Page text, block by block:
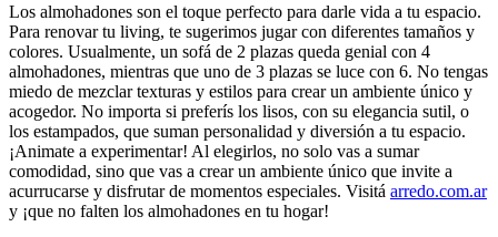
Los almohadones son el toque perfecto para darle vida a tu espacio.
Para renovar tu living, te sugerimos jugar con diferentes tamaños y
colores. Usualmente, un sofá de 2 plazas queda genial con 4
almohadones, mientras que uno de 3 plazas se luce con 6. No tengas
miedo de mezclar texturas y estilos para crear un ambiente único y
acogedor. No importa si preferís los lisos, con su elegancia sutil, o
los estampados, que suman personalidad y diversión a tu espacio.
¡Animate a experimentar! Al elegirlos, no solo vas a sumar
comodidad, sino que vas a crear un ambiente único que invite a
acurrucarse y disfrutar de momentos especiales. Visitá arredo.com.ar
y ¡que no falten los almohadones en tu hogar!